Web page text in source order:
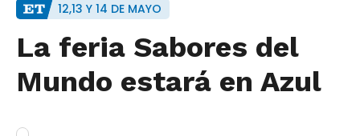
12,13 Y 14 DE MAYO
La feria Sabores del
Mundo estará en Azul